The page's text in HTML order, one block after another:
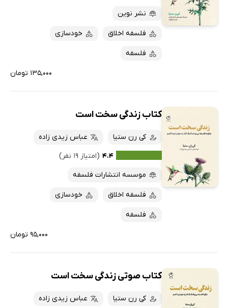
ارزان ترین‌ها
نشر نوین
فلسفه اخلاق خودسازی
فلسفه
۱۳۵,۰۰۰ تومان
کتاب زندگی سخت است
کی رن ستیا
عباس زیدی زاده
۴.۴ (امتیاز ۱۹ نفر)
موسسه انتشارات فلسفه
فلسفه اخلاق خودسازی
فلسفه
۹۵,۰۰۰ تومان
کتاب صوتی زندگی سخت است
کی رن ستیا
عباس زیدی زاده